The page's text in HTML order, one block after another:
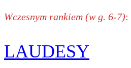
Wczesnym rankiem (w g. 6-7):
LAUDESY